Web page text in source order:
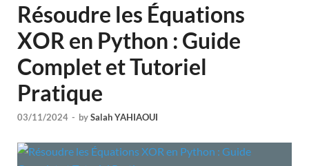
Résoudre les Équations
XOR en Python : Guide
Complet et Tutoriel
Pratique
03/11/2024 - bySalah YAHIAOUI